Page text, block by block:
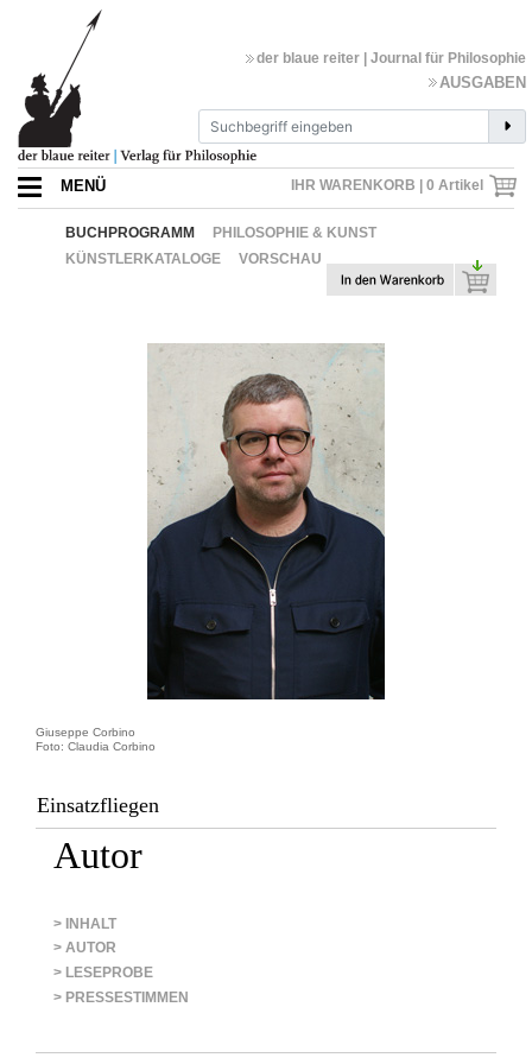
IHR WARENKORB | 0 Artikel
der blaue reiter | Journal für Philosophie
AUSGABEN
MENÜ
BUCHPROGRAMM
PHILOSOPHIE & KUNST
KÜNSTLERKATALOGE
VORSCHAU
Giuseppe Corbino
Foto: Claudia Corbino
Einsatzfliegen
Autor
> INHALT
> AUTOR
> LESEPROBE
> PRESSESTIMMEN